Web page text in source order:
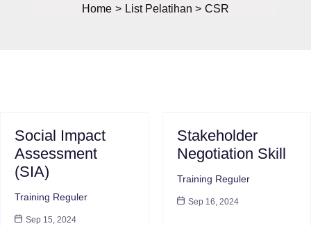
Home List Pelatihan CSR
Social Impact
Assessment
(SIA)
Training Reguler
Sep 15, 2024
Stakeholder
Negotiation Skill
Training Reguler
Sep 16, 2024